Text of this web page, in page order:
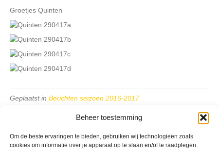
Beheer toestemming
Om de beste ervaringen te bieden, gebruiken wij technologieën zoals
cookies om informatie over je apparaat op te slaan en/of te raadplegen.
Groetjes Quinten
Geplaatst in Berichten seizoen 2016-2017